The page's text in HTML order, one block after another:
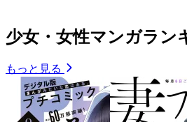
少女・女性マンガラン
もっと見る